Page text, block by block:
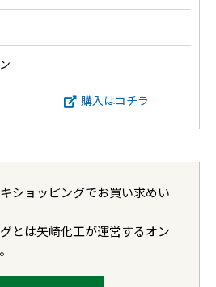
購入はコチラ
ショッピングでお買い求めい
とは矢崎化工が運営するオン